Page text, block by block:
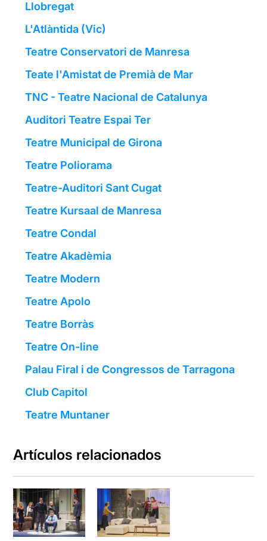
Llobregat
L'Atlàntida (Vic)
Teatre Conservatori de Manresa
Teate l'Amistat de Premià de Mar
TNC - Teatre Nacional de Catalunya
Auditori Teatre Espai Ter
Teatre Municipal de Girona
Teatre Poliorama
Teatre-Auditori Sant Cugat
Teatre Kursaal de Manresa
Teatre Condal
Teatre Akadèmia
Teatre Modern
Teatre Apolo
Teatre Borràs
Teatre On-line
Palau Firal i de Congressos de Tarragona
Club Capitol
Teatre Muntaner
Artículos relacionados